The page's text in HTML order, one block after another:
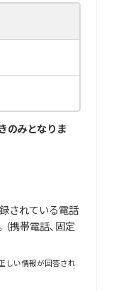
のみとなりま
されている電話
携帯電話、固定
しい情報が回答され